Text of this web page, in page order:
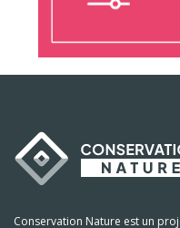
Conservation Nature est un